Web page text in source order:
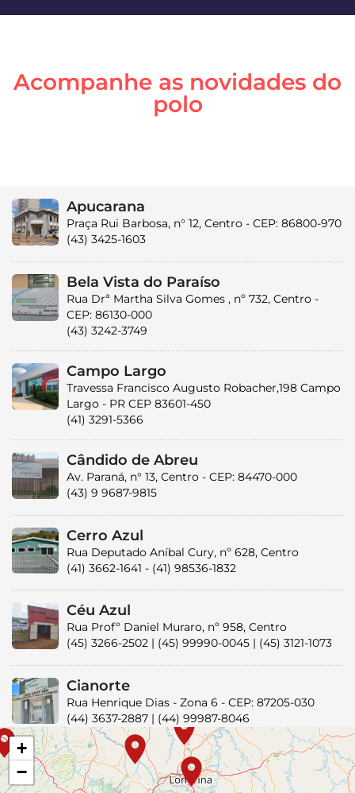
Acompanhe as novidades do
polo
Apucarana
Praça Rui Barbosa, n° 12, Centro - CEP: 86800-970
(43) 3425-1603
Bela Vista do Paraíso
Rua Drª Martha Silva Gomes , nº 732, Centro -
CEP: 86130-000
(43) 3242-3749
Campo Largo
Travessa Francisco Augusto Robacher,198 Campo
Largo - PR CEP 83601-450
(41) 3291-5366
Cândido de Abreu
Av. Paraná, n° 13, Centro - CEP: 84470-000
(43) 9 9687-9815
Cerro Azul
Rua Deputado Aníbal Cury, nº 628, Centro
(41) 3662-1641 - (41) 98536-1832
Céu Azul
Rua Profº Daniel Muraro, nº 958, Centro
(45) 3266-2502 | (45) 99990-0045 | (45) 3121-1073
Cianorte
Rua Henrique Dias - Zona 6 - CEP: 87205-030
(44) 3637-2887 | (44) 99987-8046
Curitiba
Rua Desembargador Motta, n° 2.080, Batel
+
−